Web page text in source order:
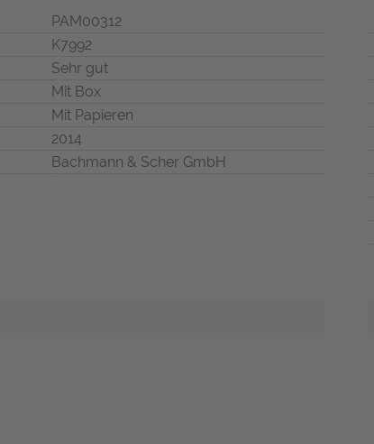
PAM00312
K7992
Sehr gut
Mit Box
Mit Papieren
2014
Bachmann & Scher GmbH